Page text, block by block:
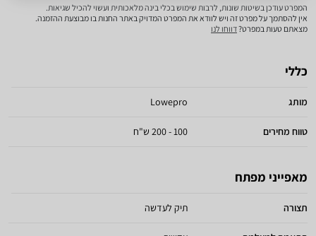
המפרט עודכן בשיטות שונות, לרבות שימוש בכלי בינה מלאכותית ועשוי להכיל שגיאות.
אין להסתמך על מפרט זה ויש לוודא את המפרט המדויק באתר החנות בו מבוצעת ההזמנה.
מצאתם טעות במפרט?דווחו לנו
כללי
מותג Lowepro
טווח מחירים 100 - 200 ש"ח
מאפייני מפתח
תצורה תיק לעדשה